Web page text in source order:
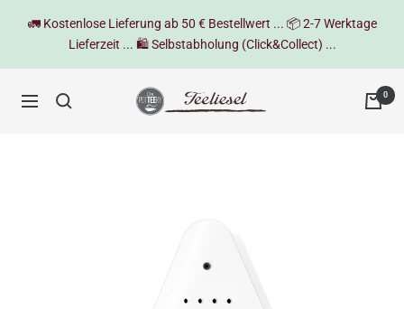
🚛 Kostenlose Lieferung ab 50 € Bestellwert ... 📦 2-7 Werktage
Lieferzeit ... 🛍️ Selbstabholung (Click&Collect) ...
Navigation
Teeliesel 0